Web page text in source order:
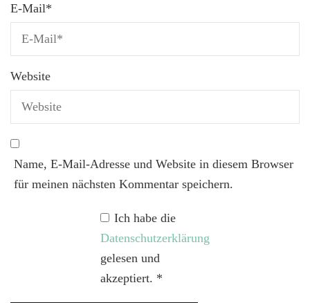
E-Mail*
Website
Name, E-Mail-Adresse und Website in diesem Browser
für meinen nächsten Kommentar speichern.
Ich habe die
Datenschutzerklärung
gelesen und
akzeptiert. *